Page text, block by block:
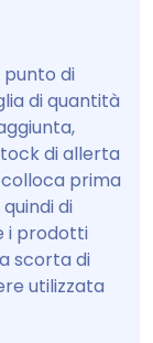
di
di quantità
di allerta
prima
di
i prodotti
scorta di
utilizzata